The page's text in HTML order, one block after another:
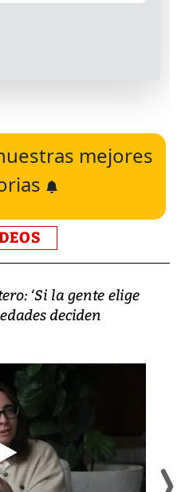
mejores
‘Si la gente elige
deciden